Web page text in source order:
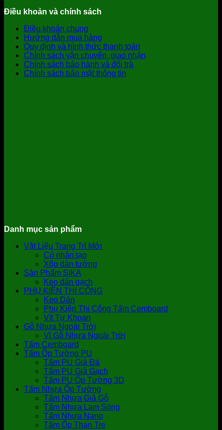
Điều khoản và chính sách
Điều khoản chung
Hướng dẫn mua hàng
Quy định và hình thức thanh toán
Chính sách vận chuyển, giao nhận
Chính sách bảo hành và đổi trả
Chính sách bảo mật thông tin
Danh mục sản phẩm
Vật Liệu Trang Trí Mới
Cỏ nhân tạo
Xốp dán tường
Sản Phẩm SIKA
Keo dán gạch
PHỤ KIỆN THI CÔNG
Keo Dán
Phụ Kiện Thi Công Tấm Cemboard
Vít Tự Khoan
Gỗ Nhựa Ngoài Trời
Vỉ Gỗ Nhựa Ngoài Trời
Tấm Cemboard
Tấm Ốp Tường PU
Tấm PU Giả Đá
Tấm PU Giả Gạch
Tấm PU Ốp Tường 3D
Tấm Nhựa Ốp Tường
Tấm Nhựa Giả Gỗ
Tấm Nhựa Lam Sóng
Tấm Nhựa Nano
Tấm Ốp Than Tre